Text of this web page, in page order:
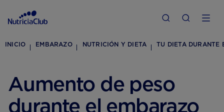
INICIO EMBARAZO NUTRICIÓN Y DIETA TU DIETA DURANTE
Aumento de peso
durante el embarazo